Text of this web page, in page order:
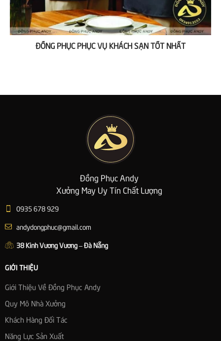
ĐỒNG PHỤC PHỤC VỤ KHÁCH SẠN TỐT NHẤT
Đồng Phục Andy
Xưởng May Uy Tín Chất Lượng
0935 678 929
andydongphuc@gmail.com
38 Kinh Vương Vương – Đà Nẵng
GIỚI THIỆU
Giới Thiệu Về Đồng Phục Andy
Quy Mô Nhà Xưởng
Khách Hàng Đối Tác
Năng Lực Sản Xuất